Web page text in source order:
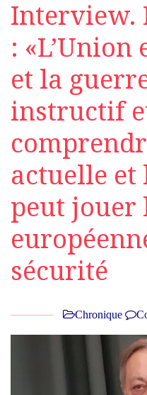
Interview.
: «L’Union
et la
instructif
actuelle et
peut jouer
sécurité
Chronique